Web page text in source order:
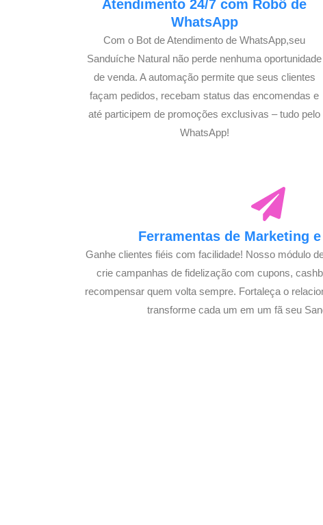
Atendimento 24/7 com Robô de
WhatsApp
Com o Bot de Atendimento de WhatsApp,seu
Sanduíche Natural não perde nenhuma oportunidade
de venda. A automação permite que seus clientes
façam pedidos, recebam status das encomendas e
até participem de promoções exclusivas – tudo pelo
WhatsApp!
Ferramentas de Marketing
Ganhe clientes fiéis com facilidade! Nosso módulo
crie campanhas de fidelização com cupons,
recompensar quem volta sempre. Fortaleça o
transforme cada um em um fã seu